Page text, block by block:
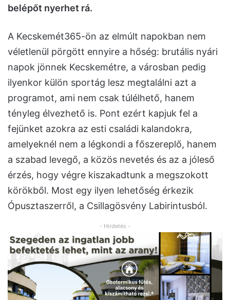
belépőt nyerhet rá.
A Kecskemét365-ön az elmúlt napokban nem
véletlenül pörgött ennyire a hőség: brutális nyári
napok jönnek Kecskemétre, a városban pedig
ilyenkor külön sportág lesz megtalálni azt a
programot, ami nem csak túlélhető, hanem
tényleg élvezhető is. Pont ezért kapjuk fel a
fejünket azokra az esti családi kalandokra,
amelyeknél nem a légkondi a főszereplő, hanem
a szabad levegő, a közös nevetés és az a jóleső
érzés, hogy végre kiszakadtunk a megszokott
körökből. Most egy ilyen lehetőség érkezik
Ópusztaszerről, a Csillagösvény Labirintusból.
- Hirdetés -